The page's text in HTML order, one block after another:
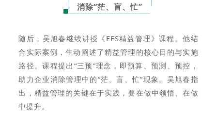
消除“茫、盲、忙”
随后，吴旭春继续讲授《FES精益管理》课程。他结
合实际案例，生动阐述了精益管理的核心目的与实施
路径。课程提出“三预”理念，即预算、预测、预控，
助力企业消除管理中的“茫、盲、忙”现象。吴旭春指
出，精益管理的关键在于实践，要在做中领悟、在做
中提升。